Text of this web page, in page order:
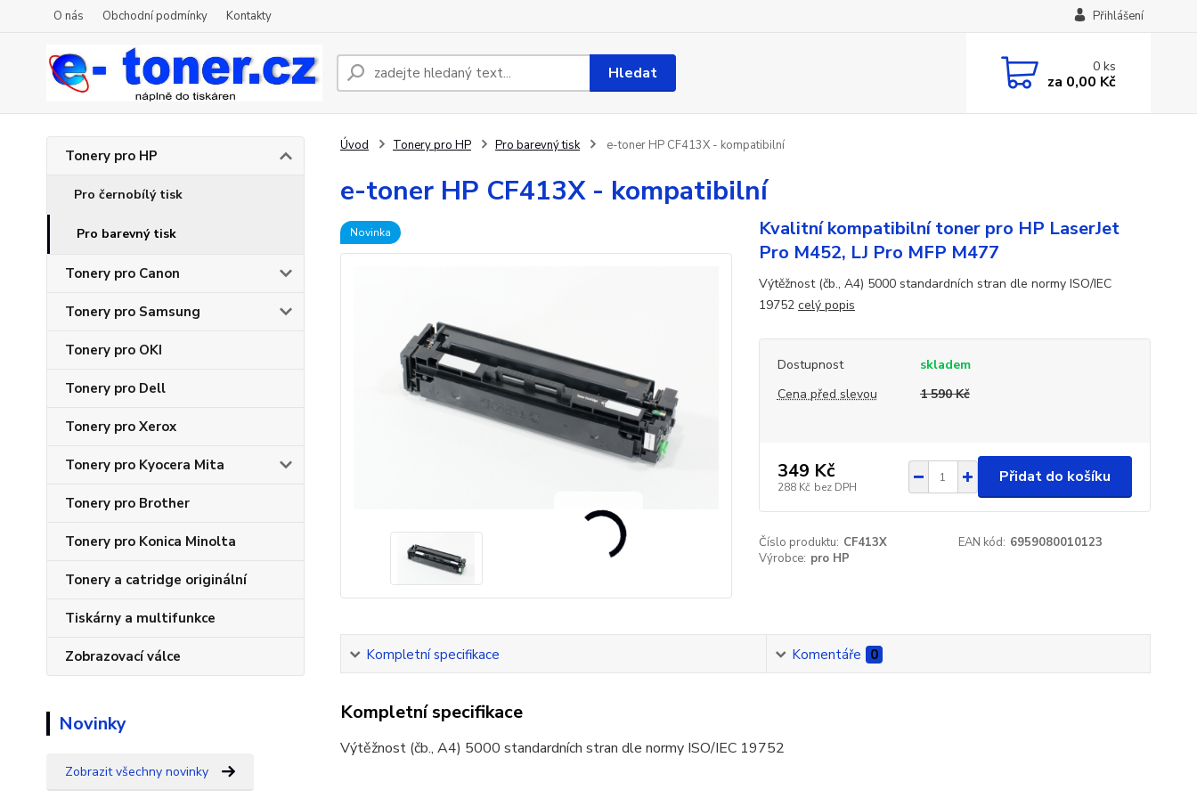
O nás Obchodní podmínky Kontakty Přihlášení
Hledat 0ks
za 0,00 Kč
Tonery pro HP
Pro černobílý tisk
Pro barevný tisk
Tonery pro Canon
Tonery pro Samsung
Tonery pro OKI
Tonery pro Dell
Tonery pro Xerox
Tonery pro Kyocera Mita
Tonery pro Brother
Tonery pro Konica Minolta
Tonery a catridge originální
Tiskárny a multifunkce
Zobrazovací válce
Novinky
Zobrazit všechny novinky
Úvod Tonery pro HP Pro barevný tisk e-toner HP CF413X - kompatibilní
e-toner HP CF413X - kompatibilní
Novinka
Kvalitní kompatibilní toner pro HP LaserJet
Pro M452, LJ Pro MFP M477
Výtěžnost (čb., A4) 5000 standardních stran dle normy ISO/IEC
19752 celý popis
Dostupnost
skladem
Cena před slevou
1 590 Kč
349 Kč
288 Kč bez DPH
Přidat do košíku
Číslo produktu: CF413X EAN kód: 6959080010123
Výrobce: pro HP
Kompletní specifikace Komentáře 0
Kompletní specifikace
Výtěžnost (čb., A4) 5000 standardních stran dle normy ISO/IEC 19752